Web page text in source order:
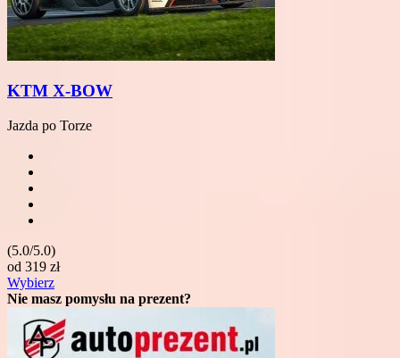
KTM X-BOW
Jazda po Torze
(5.0/5.0)
od 319 zł
Wybierz
Nie masz pomysłu na prezent?